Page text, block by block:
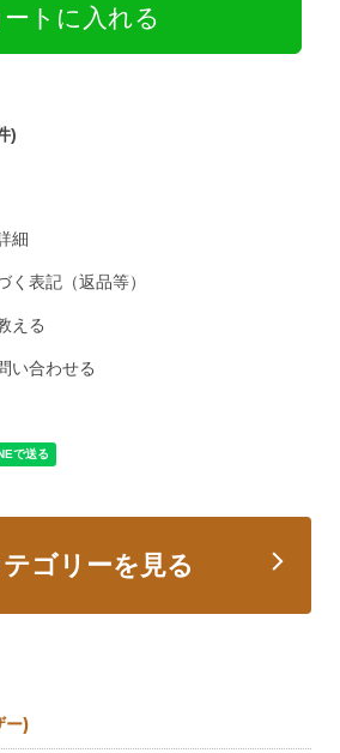
)
細
く表記（返品等）
える
い合わせる
ゴリーを見る
ー)